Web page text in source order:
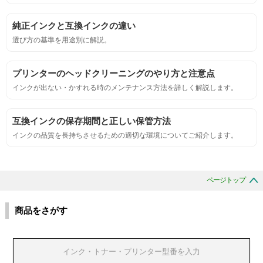
におい
互換性
色同士のにじみがないこと。
浸透性
純正インクと互換インクの違い
選び方の基準を用途別に解説。
プリンターのヘッドクリーニングのやり方と注意点
インクが出ない・かすれる時のメンテナンス方法を詳しく解説します。
互換インクの保存期間と正しい保管方法
インクの品質を長持ちさせるための適切な環境についてご紹介します。
ページトップ
商品をさがす